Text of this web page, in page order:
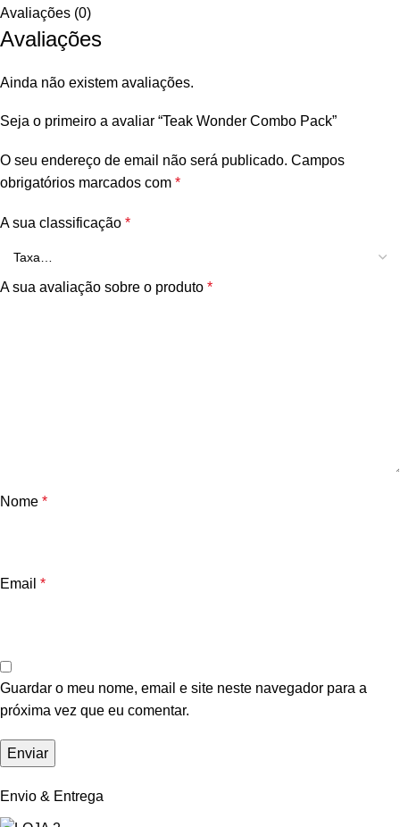
Avaliações (0)
Avaliações
Ainda não existem avaliações.
Seja o primeiro a avaliar “Teak Wonder Combo Pack”
O seu endereço de email não será publicado. Campos
obrigatórios marcados com *
A sua classificação *
A sua avaliação sobre o produto *
Nome *
Email *
Guardar o meu nome, email e site neste navegador para a
próxima vez que eu comentar.
Envio & Entrega